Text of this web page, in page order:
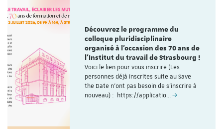
Découvrez le programme du
colloque pluridisciplinaire
organisé à l'occasion des 70 ans de
l'Institut du travail de Strasbourg !
Voici le lien pour vous inscrire (Les
personnes déjà inscrites suite au Save
the Date n'ont pas besoin de s'inscrire à
nouveau) : https://applicatio…